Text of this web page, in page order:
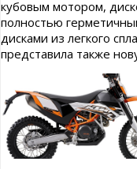
кубовым мотором,
полностью
дисками из легкого
представила также